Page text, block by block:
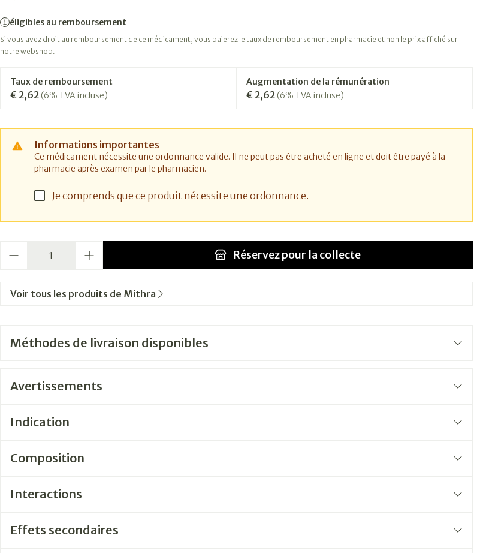
éligibles au remboursement
Si vous avez droit au remboursement de ce médicament, vous paierez le taux de remboursement en pharmacie et non le prix affiché sur
notre webshop.
Taux de remboursement
€ 2,62(6% TVA incluse)
Augmentation de la rémunération
€ 2,62(6% TVA incluse)
Informations importantes
Ce médicament nécessite une ordonnance valide. Il ne peut pas être acheté en ligne et doit être payé à la
pharmacie après examen par le pharmacien.
Je comprends que ce produit nécessite une ordonnance.
Réservezpour la collecte
Voir tous les produits de Mithra
Méthodes de livraison disponibles
Avertissements
Indication
Composition
Interactions
Effets secondaires